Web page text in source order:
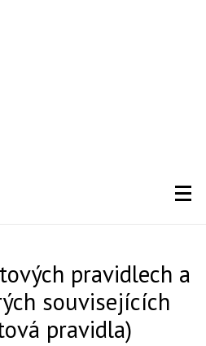
pravidlech a
souvisejících
pravidla)